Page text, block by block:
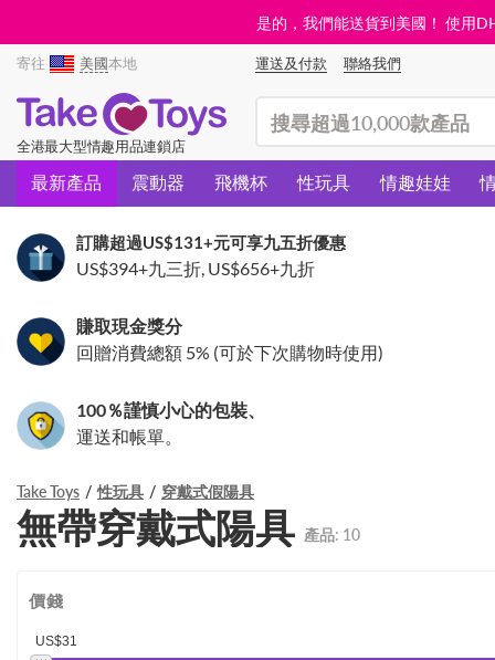
是的，我們能送貨到美國！ 使用
寄往 美國本地 運送及付款 聯絡我們
全港最大型情趣用品連鎖店
最新產品 震動器 飛機杯 性玩具 情趣娃娃
訂購超過US$131+元可享九五折優惠
US$394+九三折, US$656+九折
賺取現金獎分
回贈消費總額 5% (可於下次購物時使用)
100％謹慎小心的包裝、
運送和帳單。
Take Toys 性玩具 穿戴式假陽具
無帶穿戴式陽具 產品: 10
價錢
US$31